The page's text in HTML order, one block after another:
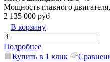
Мощность главного
2 135 000 руб
В корзину
Подробнее
Купить в 1 клик